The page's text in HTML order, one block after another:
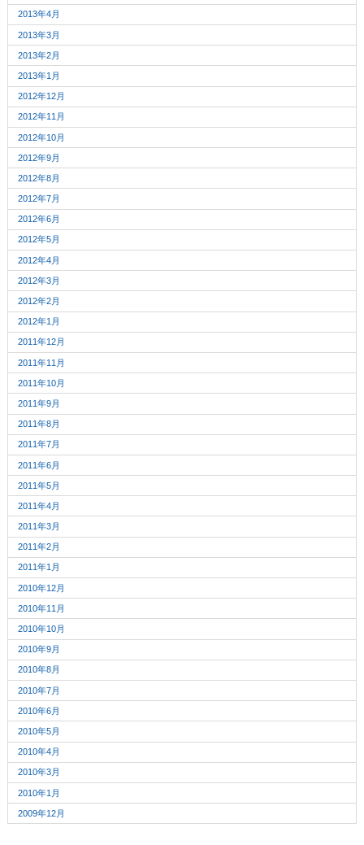
2013年4月
2013年3月
2013年2月
2013年1月
2012年12月
2012年11月
2012年10月
2012年9月
2012年8月
2012年7月
2012年6月
2012年5月
2012年4月
2012年3月
2012年2月
2012年1月
2011年12月
2011年11月
2011年10月
2011年9月
2011年8月
2011年7月
2011年6月
2011年5月
2011年4月
2011年3月
2011年2月
2011年1月
2010年12月
2010年11月
2010年10月
2010年9月
2010年8月
2010年7月
2010年6月
2010年5月
2010年4月
2010年3月
2010年1月
2009年12月